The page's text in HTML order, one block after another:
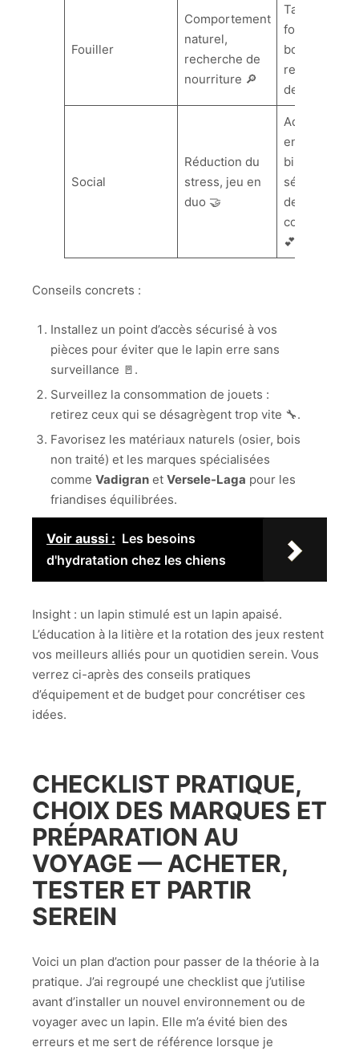
Fouiller
Comportement
naturel,
recherche de
nourriture 🔎
Tapis de
fouilles,
boîte
remplie
de foin 🍀
Social
Réduction du
stress, jeu en
duo 🤝
Adoption
en
binôme,
séances
de câlins
contrôlés
💕
Conseils concrets :
Installez un point d’accès sécurisé à vos
pièces pour éviter que le lapin erre sans
surveillance 🚪.
Surveillez la consommation de jouets :
retirez ceux qui se désagrègent trop vite 🔧.
Favorisez les matériaux naturels (osier, bois
non traité) et les marques spécialisées
comme Vadigranet Versele-Laga pour les
friandises équilibrées.
Voir aussi : Les besoins
d'hydratation chez les chiens
Insight : un lapin stimulé est un lapin apaisé.
L’éducation à la litière et la rotation des jeux restent
vos meilleurs alliés pour un quotidien serein. Vous
verrez ci-après des conseils pratiques
d’équipement et de budget pour concrétiser ces
idées.
CHECKLIST PRATIQUE,
CHOIX DES MARQUES ET
PRÉPARATION AU
VOYAGE — ACHETER,
TESTER ET PARTIR
SEREIN
Voici un plan d’action pour passer de la théorie à la
pratique. J’ai regroupé une checklist que j’utilise
avant d’installer un nouvel environnement ou de
voyager avec un lapin. Elle m’a évité bien des
erreurs et me sert de référence lorsque je